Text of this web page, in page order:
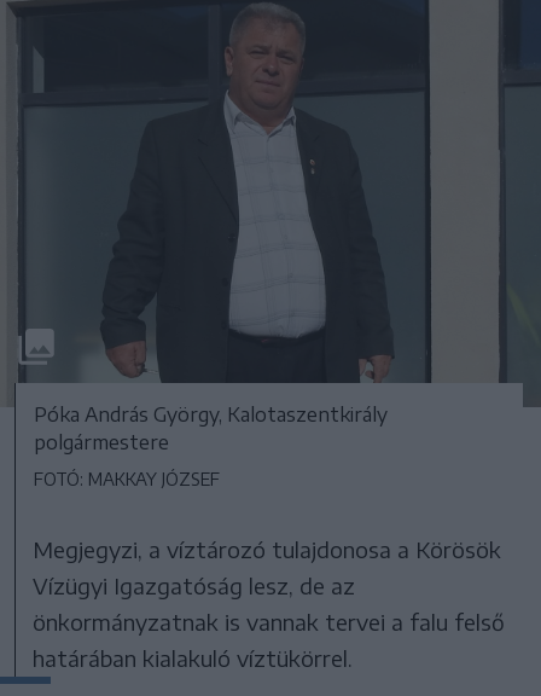
Póka András György, Kalotaszentkirály
polgármestere
FOTÓ: MAKKAY JÓZSEF
Megjegyzi, a víztározó tulajdonosa a Körösök
Vízügyi Igazgatóság lesz, de az
önkormányzatnak is vannak tervei a falu felső
határában kialakuló víztükörrel.